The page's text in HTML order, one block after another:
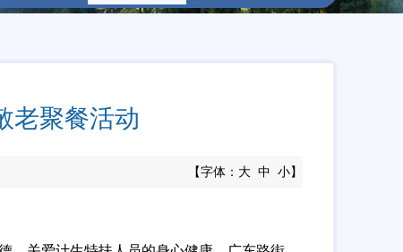
老聚餐活动
【字体： 大 中 小】